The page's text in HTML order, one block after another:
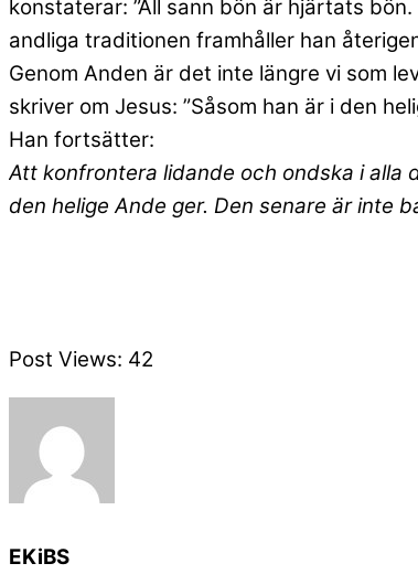
konstaterar: ”All sann bön är hjärtats
andliga traditionen framhåller han
Genom Anden är det inte längre vi som
skriver om Jesus: ”Såsom han är i den
Han fortsätter:
Att konfrontera lidande och ondska i alla
den helige Ande ger. Den senare är inte
Post Views: 42
EKiBS